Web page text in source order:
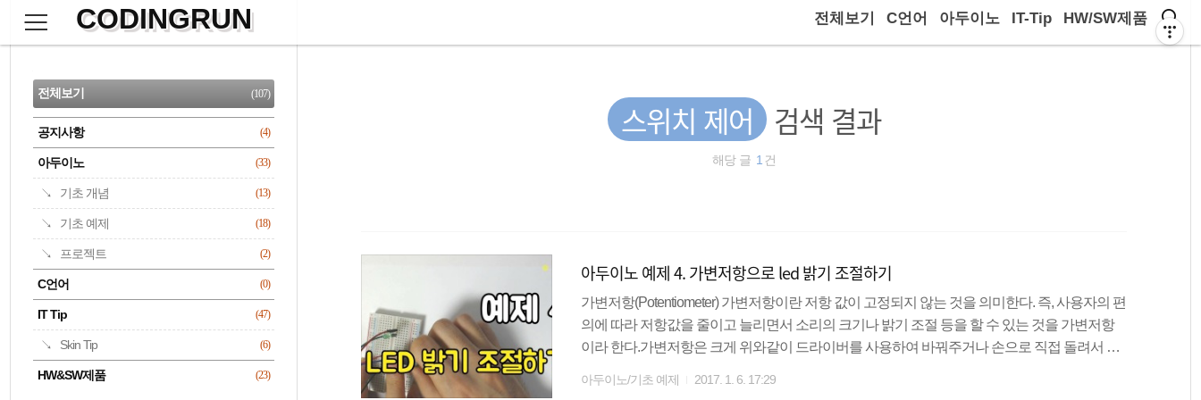
으
CODINGRUN 전체보기 C언어 아두이노 IT-Tip HW/SW제품
스위치 제어 검색 결과
해당 글 1 건
아두이노 예제 4. 가변저항으로 led 밝기 조절하기
가변저항(Potentiometer) 가변저항이란 저항 값이 고정되지 않는 것을 의미한다. 즉, 사용자의 편
의에 따라 저항값을 줄이고 늘리면서 소리의 크기나 밝기 조절 등을 할 수 있는 것을 가변저항
이라 한다.가변저항은 크게 위와같이 드라이버를 사용하여 바꿔주거나 손으로 직접 돌려서 바
아두이노/기초 예제 2017. 1. 6. 17:29
CATEGORY
전체보기 (107)
공지사항 (4)
아두이노 (33)
기초 개념 (13)
기초 예제 (18)
프로젝트 (2)
C언어 (0)
IT Tip (47)
Skin Tip (6)
HW&SW제품 (23)
검